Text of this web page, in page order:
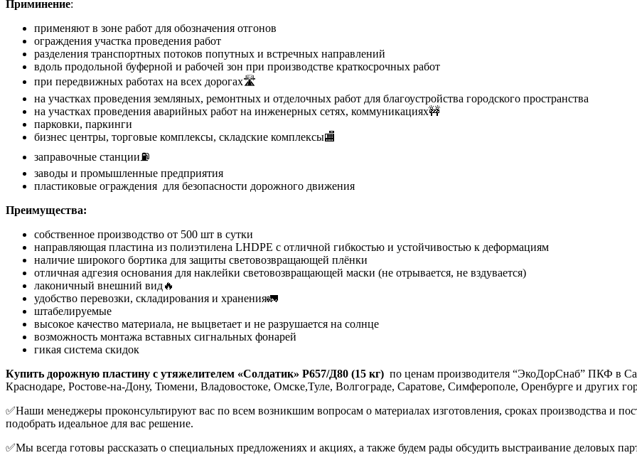
Приминение:
применяют в зоне работ для обозначения отгонов
ограждения участка проведения работ
разделения транспортных потоков попутных и встречных направлений
вдоль продольной буферной и рабочей зон при производстве краткосрочных работ
при передвижных работах на всех дорогах🛣
на участках проведения земляных, ремонтных и отделочных работ для благоустройства городского пространства
на участках проведения аварийных работ на инженерных сетях, коммуникациях🚧
парковки, паркинги
бизнес центры, торговые комплексы, складские комплексы🏬
заправочные станции⛽
заводы и промышленные предприятия
пластиковые ограждения для безопасности дорожного движения
Преимущества:
собственное производство от 500 шт в сутки
направляющая пластина из полиэтилена LHDPE с отличной гибкостью и устойчивостью к деформациям
наличие широкого бортика для защиты световозвращающей плёнки
отличная адгезия основания для наклейки световозвращающей маски (не отрывается, не вздувается)
лаконичный внешний вид🔥
удобство перевозки, складирования и хранения🚛
штабелируемые
высокое качество материала, не выцветает и не разрушается на солнце
возможность монтажа вставных сигнальных фонарей
гикая система скидок
Купить дорожную пластину с утяжелителем «Солдатик» Р657/Д80 (15 кг) по ценам производителя “ЭкоДорСнаб” ПКФ в
Краснодаре, Ростове-на-Дону, Тюмени, Владовостоке, Омске,Туле, Волгограде, Саратове, Симферополе, Оренбурге и других
✅Наши менеджеры проконсультируют вас по всем возникшим вопросам о материалах изготовления, сроках производства и
подобрать идеальное для вас решение.
✅Мы всегда готовы рассказать о специальных предложениях и акциях, а также будем рады обсудить выстраивание деловых